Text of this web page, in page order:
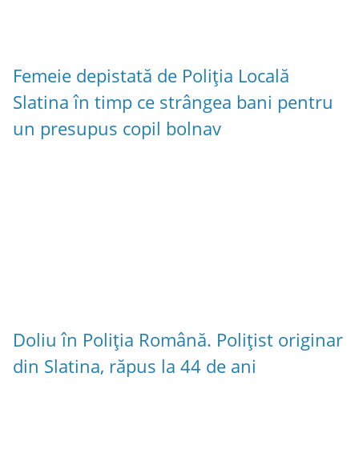
Femeie depistată de Poliția Locală
Slatina în timp ce strângea bani pentru
un presupus copil bolnav
Doliu în Poliția Română. Polițist originar
din Slatina, răpus la 44 de ani